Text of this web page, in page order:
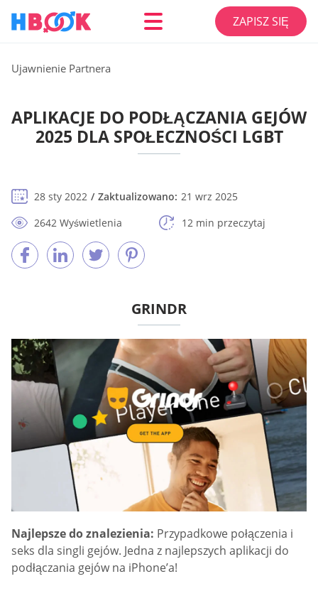
ZAPISZ SIĘ
Ujawnienie Partnera
APLIKACJE DO PODŁĄCZANIA GEJÓW
2025 DLA SPOŁECZNOŚCI LGBT
28 sty 2022 Zaktualizowano: 21 wrz 2025
2642 Wyświetlenia
12 min przeczytaj
GRINDR
Najlepsze do znalezienia: Przypadkowe połączenia i
seks dla singli gejów. Jedna z najlepszych aplikacji do
podłączania gejów na iPhone’a!